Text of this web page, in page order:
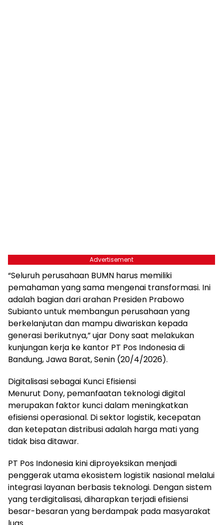
Advertisement
“Seluruh perusahaan BUMN harus memiliki
pemahaman yang sama mengenai transformasi. Ini
adalah bagian dari arahan Presiden Prabowo
Subianto untuk membangun perusahaan yang
berkelanjutan dan mampu diwariskan kepada
generasi berikutnya,” ujar Dony saat melakukan
kunjungan kerja ke kantor PT Pos Indonesia di
Bandung, Jawa Barat, Senin (20/4/2026).
Digitalisasi sebagai Kunci Efisiensi
Menurut Dony, pemanfaatan teknologi digital
merupakan faktor kunci dalam meningkatkan
efisiensi operasional. Di sektor logistik, kecepatan
dan ketepatan distribusi adalah harga mati yang
tidak bisa ditawar.
PT Pos Indonesia kini diproyeksikan menjadi
penggerak utama ekosistem logistik nasional melalui
integrasi layanan berbasis teknologi. Dengan sistem
yang terdigitalisasi, diharapkan terjadi efisiensi
besar-besaran yang berdampak pada masyarakat